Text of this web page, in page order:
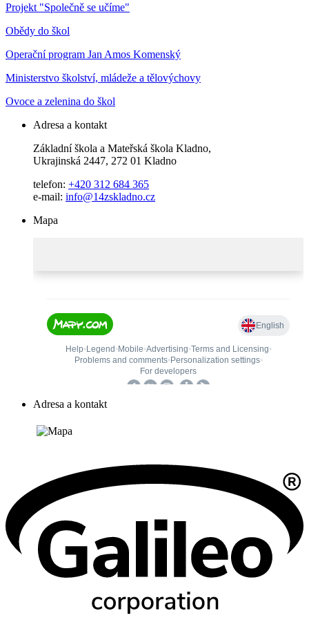
Projekt "Společně se učíme"
Obědy do škol
Operační program Jan Amos Komenský
Ministerstvo školství, mládeže a tělovýchovy
Ovoce a zelenina do škol
Adresa a kontakt
Základní škola a Mateřská škola Kladno,
Ukrajinská 2447, 272 01 Kladno
telefon: +420 312 684 365
e-mail: info@14zskladno.cz
Mapa
Adresa a kontakt